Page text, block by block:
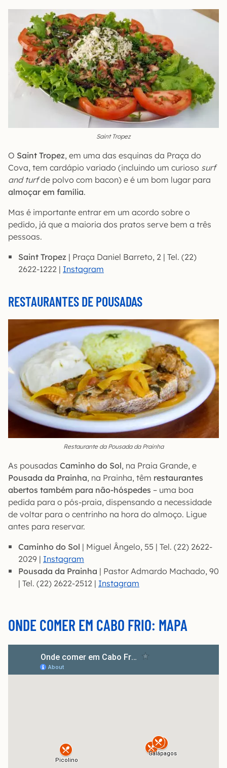
Saint Tropez
O Saint Tropez, em uma das esquinas da Praça do
Cova, tem cardápio variado (incluindo um curioso surf
and turfde polvo com bacon) e é um bom lugar para
almoçar em família.
Mas é importante entrar em um acordo sobre o
pedido, já que a maioria dos pratos serve bem a três
pessoas.
Saint Tropez | Praça Daniel Barreto, 2 | Tel. (22)
2622-1222 | Instagram
RESTAURANTES DE POUSADAS
Restaurante da Pousada da Prainha
As pousadas Caminho do Sol, na Praia Grande, e
Pousada da Prainha, na Prainha, têm restaurantes
abertos também para não-hóspedes – uma boa
pedida para o pós-praia, dispensando a necessidade
de voltar para o centrinho na hora do almoço. Ligue
antes para reservar.
Caminho do Sol | Miguel Ângelo, 55 | Tel. (22) 2622-
2029 | Instagram
Pousada da Prainha | Pastor Admardo Machado, 90
| Tel. (22) 2622-2512 | Instagram
ONDE COMER EM CABO FRIO: MAPA